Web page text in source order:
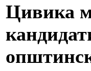
Цивика